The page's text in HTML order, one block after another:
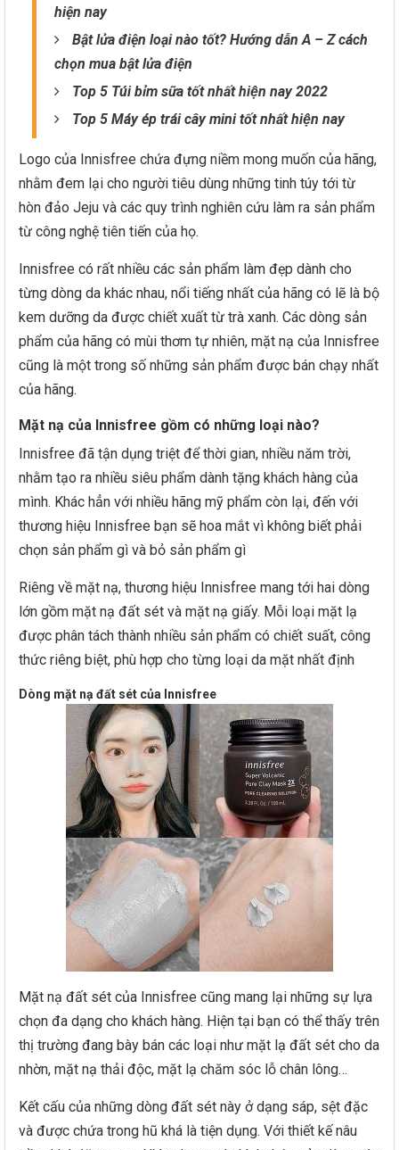
hiện nay
Bật lửa điện loại nào tốt? Hướng dẫn A – Z cách
chọn mua bật lửa điện
Top 5 Túi bỉm sữa tốt nhất hiện nay 2022
Top 5 Máy ép trái cây mini tốt nhất hiện nay
Logo của Innisfree chứa đựng niềm mong muốn của hãng,
nhằm đem lại cho người tiêu dùng những tinh túy tới từ
hòn đảo Jeju và các quy trình nghiên cứu làm ra sản phẩm
từ công nghệ tiên tiến của họ.
Innisfree có rất nhiều các sản phẩm làm đẹp dành cho
từng dòng da khác nhau, nổi tiếng nhất của hãng có lẽ là bộ
kem dưỡng da được chiết xuất từ trà xanh. Các dòng sản
phẩm của hãng có mùi thơm tự nhiên, mặt nạ của Innisfree
cũng là một trong số những sản phẩm được bán chạy nhất
của hãng.
Mặt nạ của Innisfree gồm có những loại nào?
Innisfree đã tận dụng triệt để thời gian, nhiều năm trời,
nhằm tạo ra nhiều siêu phẩm dành tặng khách hàng của
mình. Khác hẳn với nhiều hãng mỹ phẩm còn lại, đến với
thương hiệu Innisfree bạn sẽ hoa mắt vì không biết phải
chọn sản phẩm gì và bỏ sản phẩm gì
Riêng về mặt nạ, thương hiệu Innisfree mang tới hai dòng
lớn gồm mặt nạ đất sét và mặt nạ giấy. Mỗi loại mặt lạ
được phân tách thành nhiều sản phẩm có chiết suất, công
thức riêng biệt, phù hợp cho từng loại da mặt nhất định
Dòng mặt nạ đất sét của Innisfree
Mặt nạ đất sét của Innisfree cũng mang lại những sự lựa
chọn đa dạng cho khách hàng. Hiện tại bạn có thể thấy trên
thị trường đang bày bán các loại như mặt lạ đất sét cho da
nhờn, mặt nạ thải độc, mặt lạ chăm sóc lỗ chân lông…
Kết cấu của những dòng đất sét này ở dạng sáp, sệt đặc
và được chứa trong hũ khá là tiện dụng. Với thiết kế nâu